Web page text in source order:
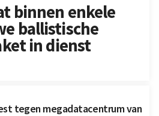
binnen enkele
ballistische
in dienst
tegen megadatacentrum van